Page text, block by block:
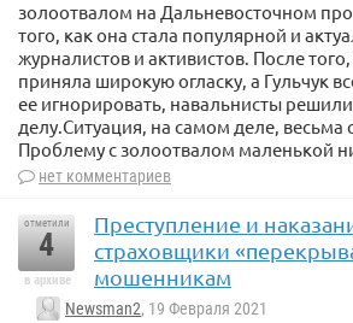
золоотвалом на Дальневосточном
того, как она стала популярной и
журналистов и активистов. После
приняла широкую огласку, а Гульчук
ее игнорировать, навальнисты
делу.Ситуация, на самом деле, весьма
Проблему с золоотвалом маленькой
нет комментариев
отметили
4
в архиве
Преступление и
страховщики
мошенникам
Newsman2, 19 Февраля 2021